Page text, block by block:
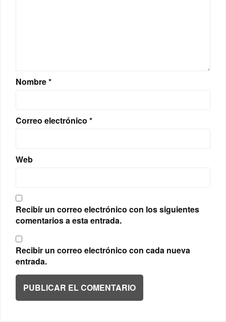
Nombre*
Correo electrónico *
Web
Recibir un correo electrónico con los siguientes
comentarios a esta entrada.
Recibir un correo electrónico con cada nueva
entrada.